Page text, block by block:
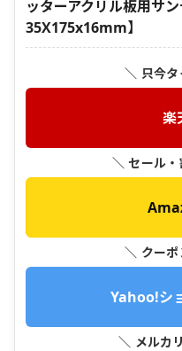
ッターアクリル板用サ
35X175x16mm】
＼ 只今
楽
＼ セール
＼ クー
Yahoo!シ
＼ メルカ